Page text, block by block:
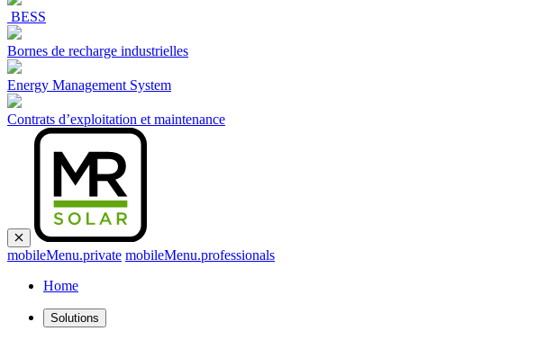
BESS
Bornes de recharge industrielles
Energy Management System
Contrats d’exploitation et maintenance
mobileMenu.private mobileMenu.professionals
Home
Solutions